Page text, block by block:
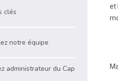
et
clés
notre équipe
administrateur du Cap